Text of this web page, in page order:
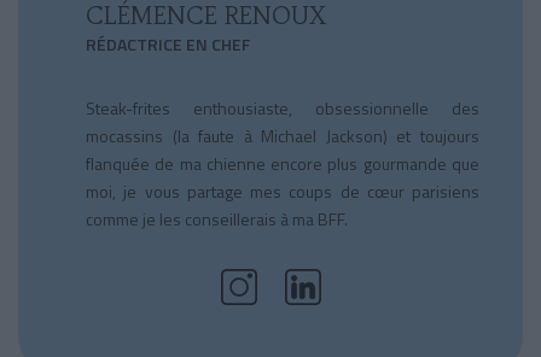
CLÉMENCE RENOUX
RÉDACTRICE EN CHEF
Steak-frites enthousiaste, obsessionnelle des
mocassins (la faute à Michael Jackson) et toujours
flanquée de ma chienne encore plus gourmande que
moi, je vous partage mes coups de cœur parisiens
comme je les conseillerais à ma BFF.